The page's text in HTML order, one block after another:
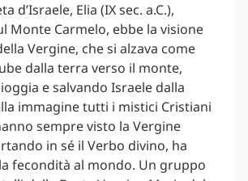
d’Israele, Elia (IX sec. a.C.),
Monte Carmelo, ebbe la visione
Vergine, che si alzava come
dalla terra verso il monte,
e salvando Israele dalla
immagine tutti i mistici Cristiani
sempre visto la Vergine
in sé il Verbo divino, ha
fecondità al mondo. Un gruppo